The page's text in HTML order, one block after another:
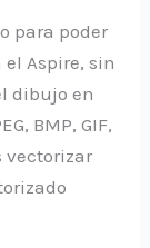
para poder
Aspire, sin
dibujo en
BMP, GIF,
vectorizar